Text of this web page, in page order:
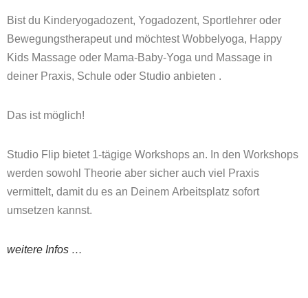
Bist du Kinderyogadozent, Yogadozent, Sportlehrer oder
Bewegungstherapeut und möchtest Wobbelyoga, Happy
Kids Massage oder Mama-Baby-Yoga und Massage in
deiner Praxis, Schule oder Studio anbieten .
Das ist möglich!
Studio Flip bietet 1-tägige Workshops an. In den Workshops
werden sowohl Theorie aber sicher auch viel Praxis
vermittelt, damit du es an Deinem Arbeitsplatz sofort
umsetzen kannst.
weitere Infos …